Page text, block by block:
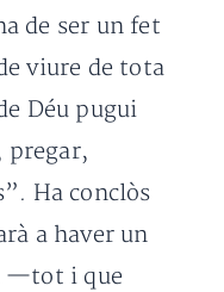
de ser un fet
viure de tota
Déu pugui
pregar,
Ha conclòs
a haver un
—tot i que